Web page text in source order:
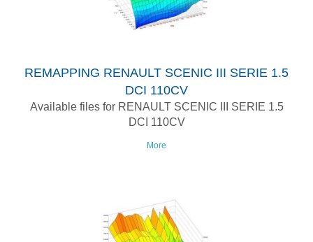
REMAPPING RENAULT SCENIC III SERIE 1.5
DCI 110CV
Available files for RENAULT SCENIC III SERIE 1.5
DCI 110CV
More